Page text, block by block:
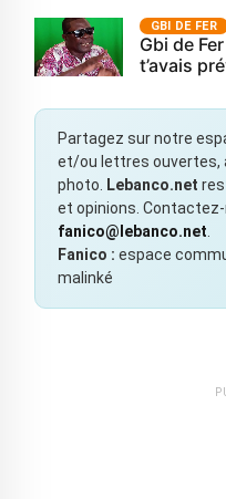
GBI DE FER
Gbi de
t’avais
Partagez sur notre
et/ou lettres ouvertes,
photo.
Lebanco.net
et opinions.
fanico@lebanco.net
Fanico : espace
malinké